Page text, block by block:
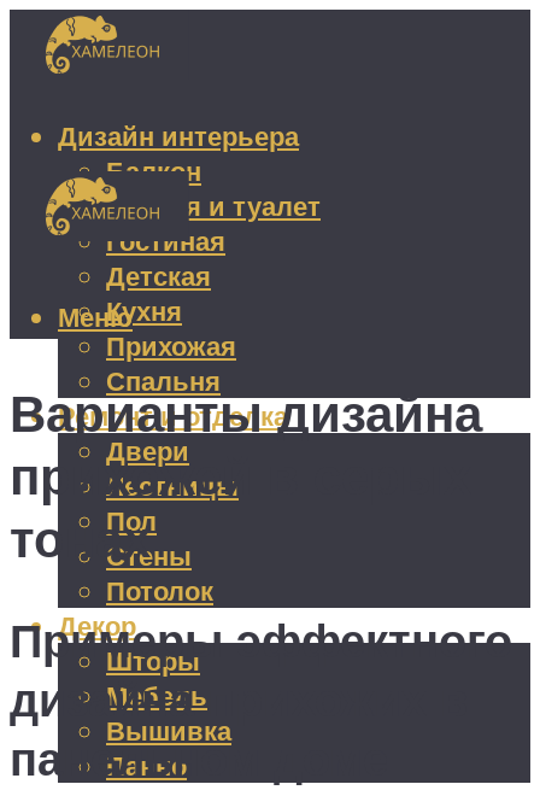
Дизайн интерьера
Балкон
Ванная и туалет
Гостиная
Детская
Кухня
Прихожая
Спальня
Ремонт и отделка
Двери
Лестницы
Пол
Стены
Потолок
Декор
Шторы
Мебель
Вышивка
Панно
Меню
Варианты дизайна
прихожей в серых
тонах
Примеры эффектного
дизайна прихожих в
панельном доме